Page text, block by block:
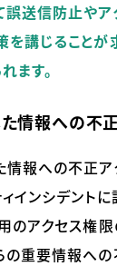
送信防止やア
講じることが
ます。
情報への不
情報への不正
インシデントに
のアクセス権
の重要情報へ